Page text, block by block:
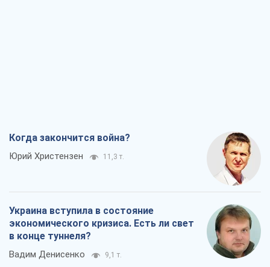
Когда закончится война?
Юрий Христензен 11,3 т.
Украина вступила в состояние
экономического кризиса. Есть ли свет
в конце туннеля?
Вадим Денисенко 9,1 т.